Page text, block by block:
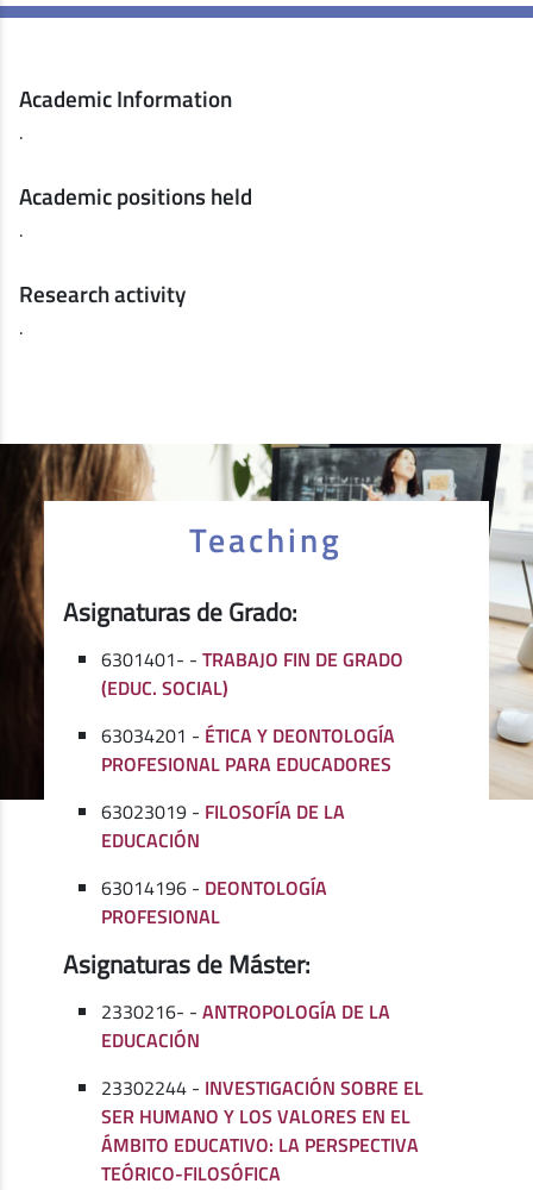
Academic Information
.
Academic positions held
.
Research activity
.
Teaching
Asignaturas de Grado:
6301401- -TRABAJO FIN DE GRADO
(EDUC. SOCIAL)
63034201 - ÉTICA Y DEONTOLOGÍA
PROFESIONAL PARA EDUCADORES
63023019 - FILOSOFÍA DE LA
EDUCACIÓN
63014196 - DEONTOLOGÍA
PROFESIONAL
Asignaturas de Máster:
2330216- -ANTROPOLOGÍA DE LA
EDUCACIÓN
23302244 - INVESTIGACIÓN SOBRE EL
SER HUMANO Y LOS VALORES EN EL
ÁMBITO EDUCATIVO: LA PERSPECTIVA
TEÓRICO-FILOSÓFICA